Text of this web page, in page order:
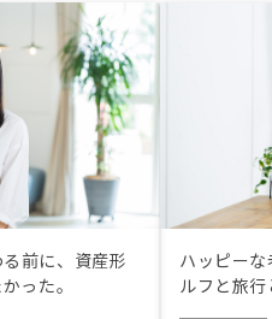
前に、資産形
った。
ハッピー
ルフと旅